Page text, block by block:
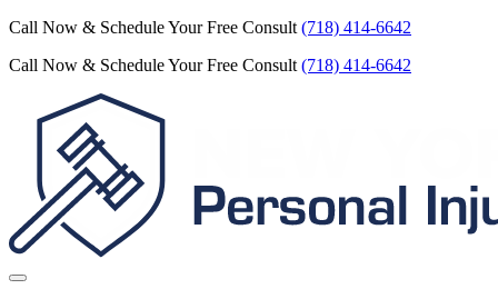
Call Now & Schedule Your Free Consult (718) 414-6642
Call Now & Schedule Your Free Consult (718) 414-6642